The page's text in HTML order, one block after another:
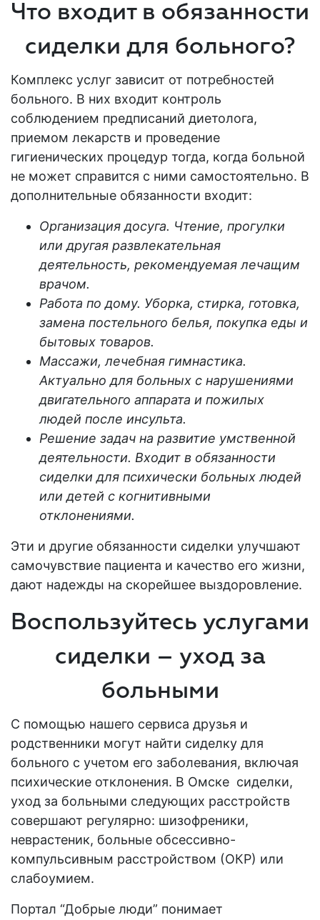
Что входит в обязанности
сиделки для больного?
Комплекс услуг зависит от потребностей
больного. В них входит контроль
соблюдением предписаний диетолога,
приемом лекарств и проведение
гигиенических процедур тогда, когда больной
не может справится с ними самостоятельно. В
дополнительные обязанности входит:
Организация досуга. Чтение, прогулки
или другая развлекательная
деятельность, рекомендуемая лечащим
врачом.
Работа по дому. Уборка, стирка, готовка,
замена постельного белья, покупка еды и
бытовых товаров.
Массажи, лечебная гимнастика.
Актуально для больных с нарушениями
двигательного аппарата и пожилых
людей после инсульта.
Решение задач на развитие умственной
деятельности. Входит в обязанности
сиделки для психически больных людей
или детей с когнитивными
отклонениями.
Эти и другие обязанности сиделки улучшают
самочувствие пациента и качество его жизни,
дают надежды на скорейшее выздоровление.
Воспользуйтесь услугами
сиделки – уход за
больными
С помощью нашего сервиса друзья и
родственники могут найти сиделку для
больного с учетом его заболевания, включая
психические отклонения. В Омске сиделки,
уход за больными следующих расстройств
совершают регулярно: шизофреники,
неврастеник, больные обсессивно-
компульсивным расстройством (ОКР) или
слабоумием.
Портал “Добрые люди” понимает